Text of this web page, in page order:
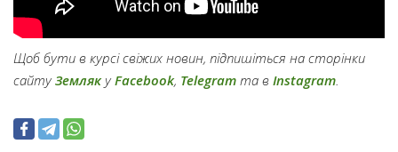
Щоб бути в курсі свіжих новин, підпишіться на сторінки
сайтуЗемлякуFacebook, Telegram та в Instagram.